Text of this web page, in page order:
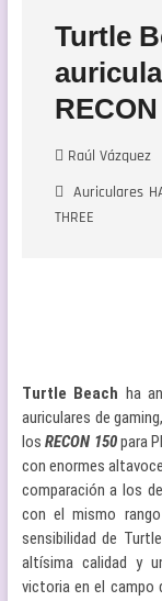
Turtle
Raúl Vázquez
Auriculares
THREE
Turtle Beach ha
auriculares de
losRECON 150para
con enormes
comparación a los
con el mismo
sensibilidad de
altísima calidad y
victoria en el campo